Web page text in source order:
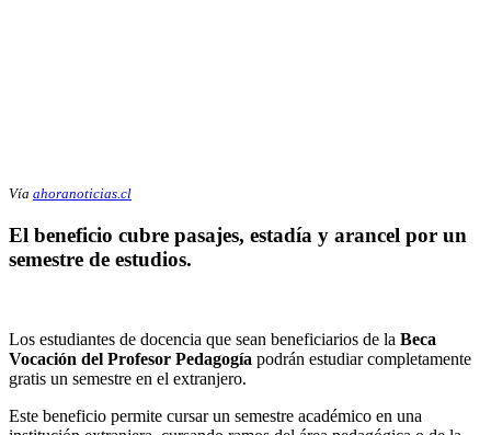
Vía ahoranoticias.cl
El beneficio cubre pasajes, estadía y arancel por un
semestre de estudios.
Los estudiantes de docencia que sean beneficiarios de la Beca
Vocación del Profesor Pedagogía podrán estudiar completamente
gratis un semestre en el extranjero.
Este beneficio permite cursar un semestre académico en una